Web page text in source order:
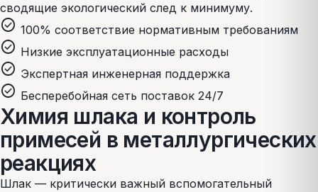
сводящие экологический след к минимуму.
check_circle 100% соответствие нормативным требованиям
check_circle Низкие эксплуатационные расходы
check_circle Экспертная инженерная поддержка
check_circle Бесперебойная сеть поставок 24/7
Химия шлака и контроль
примесей в металлургических
реакциях
Шлак — критически важный вспомогательный